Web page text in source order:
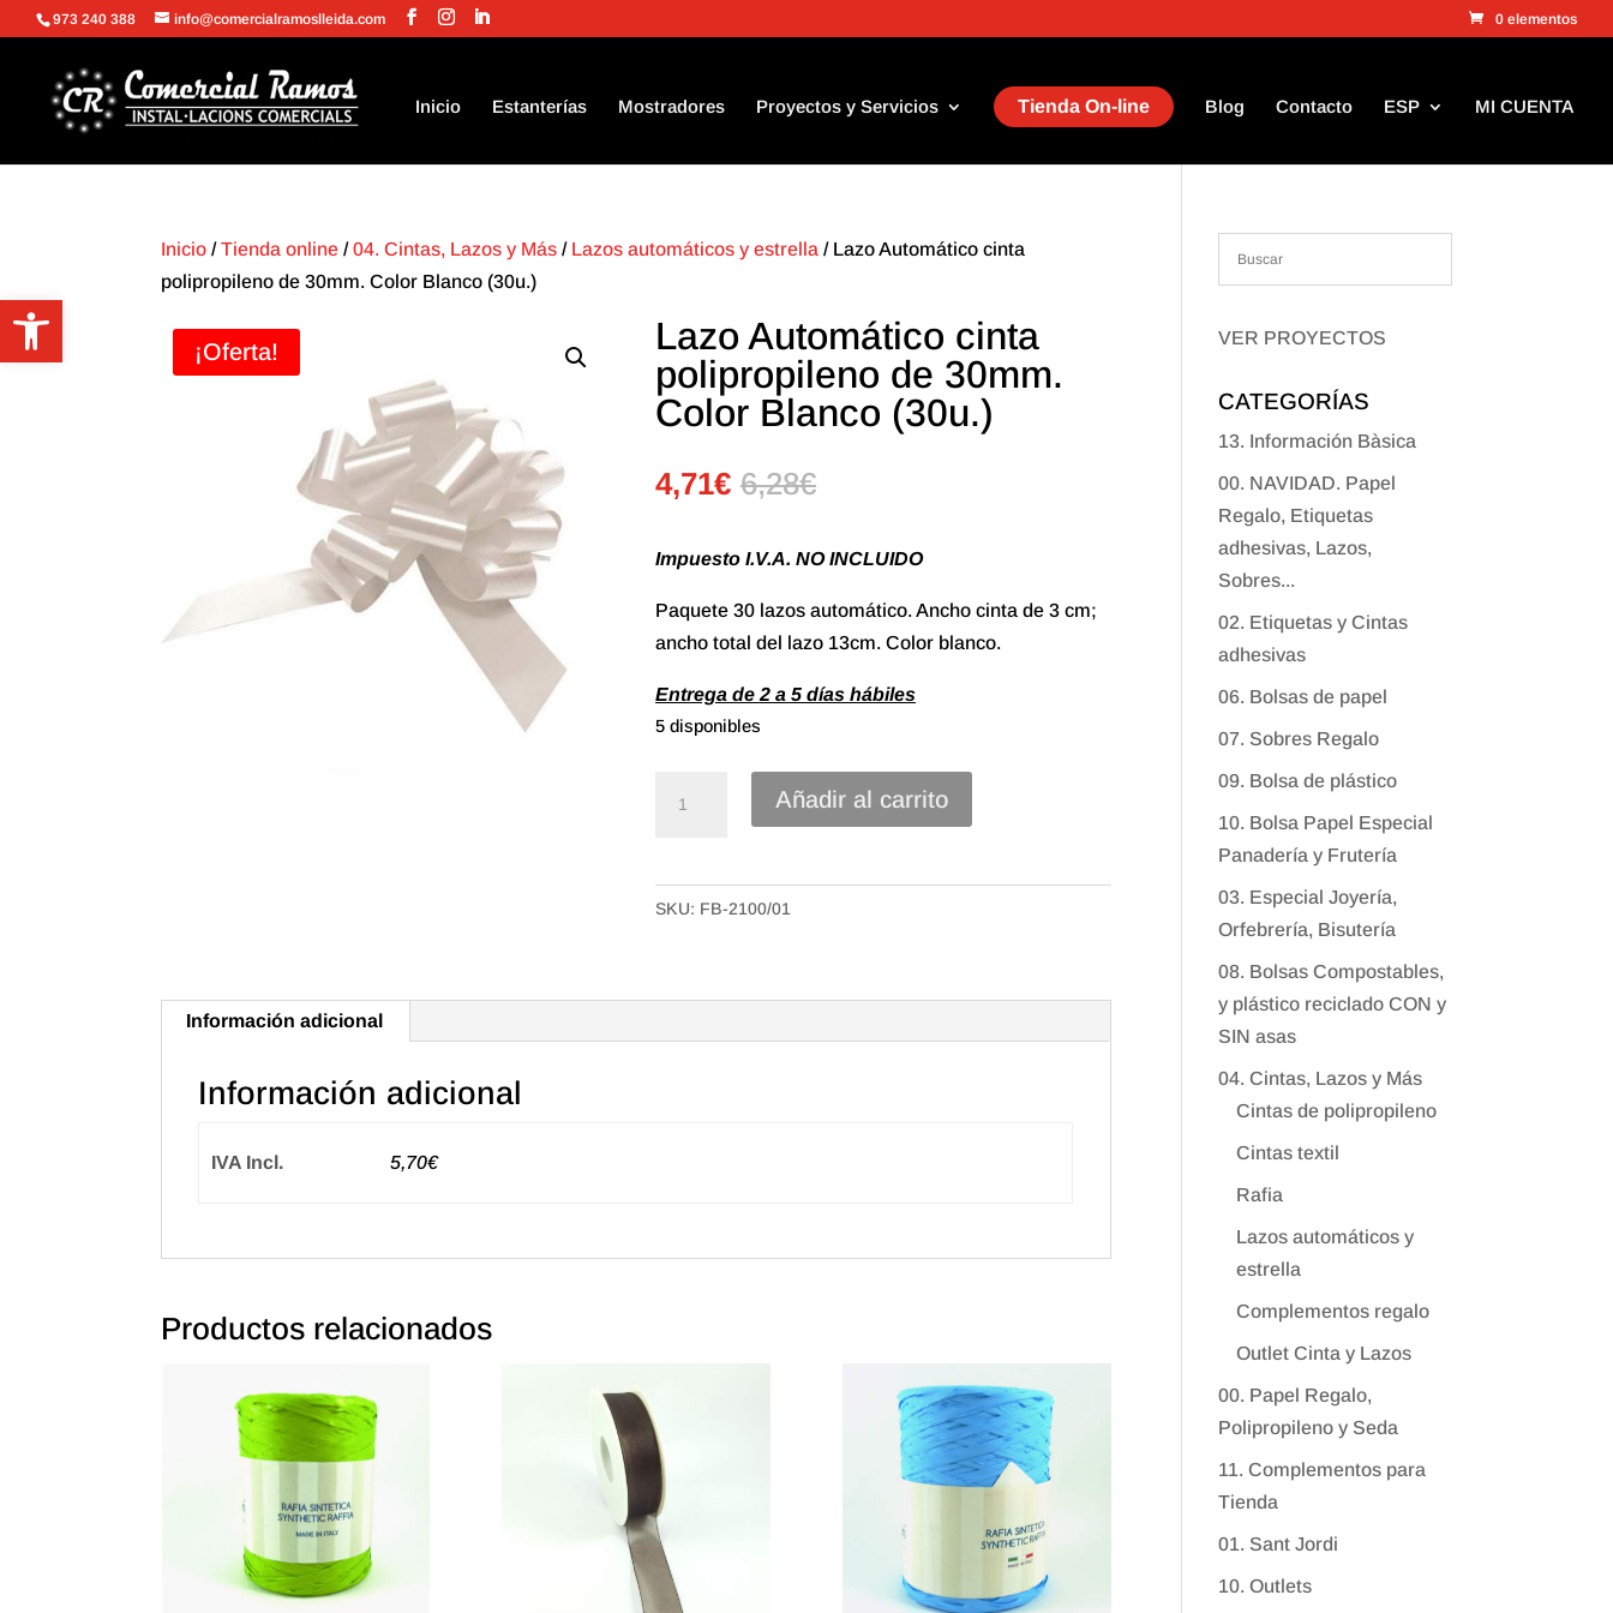
Abrir barra de herramientas
973 240 388 info@comercialramoslleida.com 0 elementos
Inicio Estanterías Mostradores Proyectos y Servicios Tienda On-line Blog Contacto ESP MI CUENTA
Inicio /Tienda online /04. Cintas, Lazos y Más / Lazos automáticos y estrella / Lazo Automático cinta
polipropileno de 30mm. Color Blanco (30u.)
¡Oferta!
Lazo Automático cinta
polipropileno de 30mm.
Color Blanco (30u.)
4,71€ 6,28€
Impuesto I.V.A. NO INCLUIDO
Paquete 30 lazos automático. Ancho cinta de 3 cm;
ancho total del lazo 13cm. Color blanco.
Entrega de 2 a 5 días hábiles
5 disponibles
polipropileno
de
(30u.)
Añadir al carrito
SKU: FB-2100/01
Información adicional
Información adicional
IVA Incl. 5,70€
Productos relacionados
VER PROYECTOS
CATEGORÍAS
13. Información Bàsica
00. NAVIDAD. Papel
Regalo, Etiquetas
adhesivas, Lazos,
Sobres...
02. Etiquetas y Cintas
adhesivas
06. Bolsas de papel
07. Sobres Regalo
09. Bolsa de plástico
10. Bolsa Papel Especial
Panadería y Frutería
03. Especial Joyería,
Orfebrería, Bisutería
08. Bolsas Compostables,
y plástico reciclado CON y
SIN asas
04. Cintas, Lazos y Más
Cintas de polipropileno
Cintas textil
Rafia
Lazos automáticos y
estrella
Complementos regalo
Outlet Cinta y Lazos
00. Papel Regalo,
Polipropileno y Seda
11. Complementos para
Tienda
01. Sant Jordi
10. Outlets